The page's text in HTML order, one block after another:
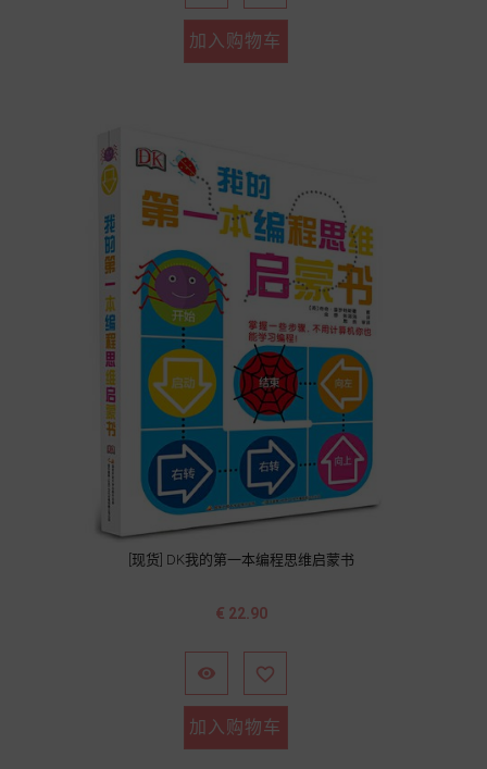
加入购物车
[现货] DK我的第一本编程思维启蒙书
价
€ 22.90
 
加入购物车